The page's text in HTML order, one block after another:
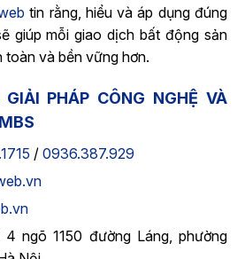
tin rằng, hiểu và áp dụng đúng
giúp mỗi giao dịch bất động sản
toàn và bền vững hơn.
PHÁP CÔNG NGHỆ VÀ
/ 0936.387.929
4 ngõ 1150 đường Láng, phường